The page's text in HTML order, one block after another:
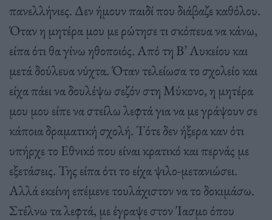
πανελλήνιες. Δεν ήμουν παιδί που διάβαζε καθόλου.
Όταν η μητέρα μου με ρώτησε τι σκόπευα να κάνω,
είπα ότι θα γίνω ηθοποιός. Από τη Β’ Λυκείου και
μετά δούλευα νύχτα. Όταν τελείωσα το σχολείο και
είχα πάει να δουλέψω σεζόν στη Μύκονο, η μητέρα
μου μου είπε να στείλω λεφτά για να με γράψουν σε
κάποια δραματική σχολή. Τότε δεν ήξερα καν ότι
υπήρχε το Εθνικό που είναι κρατικό και περνάς με
εξετάσεις. Της είπα ότι το είχα ψιλο-μετανιώσει.
Αλλά εκείνη επέμενε τουλάχιστον να το δοκιμάσω.
Στέλνω τα λεφτά, με έγραψε στον Ίασμο όπου